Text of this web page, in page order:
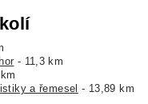
- 11,3 km
a řemesel - 13,89 km